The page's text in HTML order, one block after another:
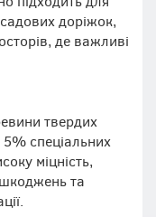
доріжок,
де важливі
твердих
спеціальних
міцність,
та